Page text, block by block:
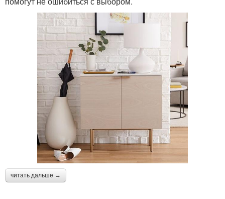
читать дальше →